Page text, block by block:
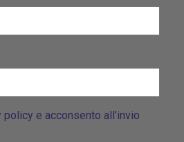
e acconsento all’invio